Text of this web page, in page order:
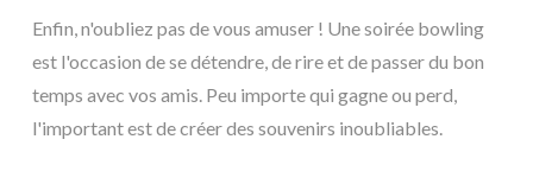
Enfin, n'oubliez pas de vous amuser ! Une soirée bowling
est l'occasion de se détendre, de rire et de passer du bon
temps avec vos amis. Peu importe qui gagne ou perd,
l'important est de créer des souvenirs inoubliables.